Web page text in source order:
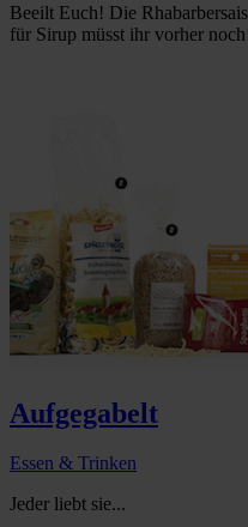
Beeilt Euch! Die
für Sirup müsst ihr vorher
Aufgegabelt
Essen & Trinken
Jeder liebt sie...